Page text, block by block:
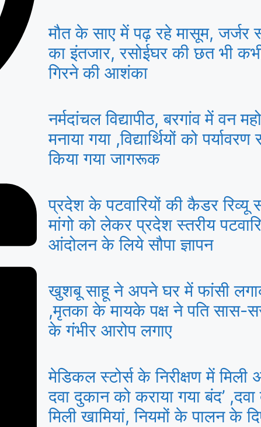
मौत के साए में पढ़ रहे मासूम,
का इंतजार, रसोईघर की छत भी
गिरने की आशंका
नर्मदांचल विद्यापीठ, बरगांव में वन
मनाया गया ,विद्यार्थियों को
किया गया जागरूक
प्रदेश के पटवारियों की कैडर रिव्यू
मांगो को लेकर प्रदेश स्तरीय
आंदोलन के लिये सौपा ज्ञापन
खुशबू साहू ने अपने घर में फांसी
,मृतका के मायके पक्ष ने पति सास-
के गंभीर आरोप लगाए
मेडिकल स्टोर्स के निरीक्षण में मिली
दवा दुकान को कराया गया बंद’
मिली खामियां, नियमों के पालन के